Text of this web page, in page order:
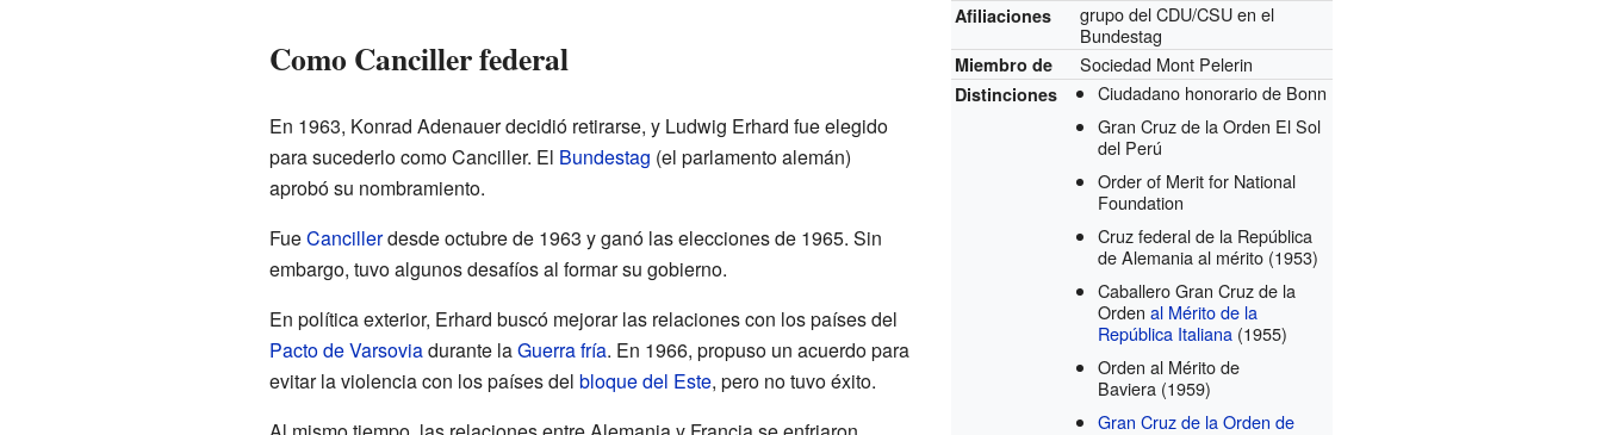
Afiliaciones
grupo del CDU/CSU en el
Bundestag
Miembro de Sociedad Mont Pelerin
Distinciones
Ciudadano honorario de Bonn
Gran Cruz de la Orden El Sol
del Perú
Order of Merit for National
Foundation
Cruz federal de la República
de Alemania al mérito (1953)
Caballero Gran Cruz de la
Orden al Mérito de la
República Italiana (1955)
Orden al Mérito de
Baviera (1959)
Gran Cruz de la Orden de
Como Canciller federal
En 1963, Konrad Adenauer decidió retirarse, y Ludwig Erhard fue elegido
para sucederlo como Canciller. El Bundestag (el parlamento alemán)
aprobó su nombramiento.
FueCancillerdesde octubre de 1963 y ganó las elecciones de 1965. Sin
embargo, tuvo algunos desafíos al formar su gobierno.
En política exterior, Erhard buscó mejorar las relaciones con los países del
Pacto de Varsoviadurante laGuerra fría. En 1966, propuso un acuerdo para
evitar la violencia con los países del bloque del Este, pero no tuvo éxito.